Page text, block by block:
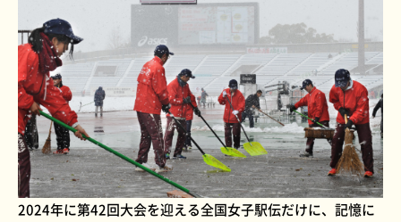
2024年に第42回大会を迎える全国女子駅伝だけに、記憶に